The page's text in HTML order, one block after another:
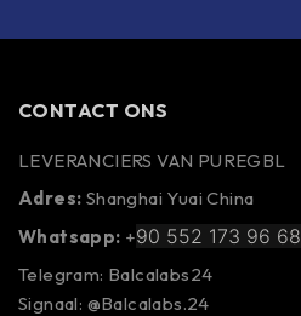
CONTACT ONS
LEVERANCIERS VAN PUREGBL
Adres: Shanghai Yuai China
Whatsapp: +90 552 173 96 68
Telegram: Balcalabs24
Signaal: @Balcalabs.24